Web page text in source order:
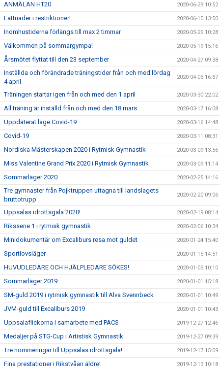
ANMÄLAN HT20 2020-06-29 10:52
Lättnader i restriktioner! 2020-06-10 13:50
Inomhustiderna förlängs till max 2 timmar 2020-05-29 10:28
Välkommen på sommargympa! 2020-05-19 15:16
Årsmötet flyttat till den 23 september 2020-04-27 09:38
Inställda och förändrade träningstider från och med lördag
4 april
2020-04-03 16:57
Träningen startar igen från och med den 1 april 2020-03-30 22:02
All träning är inställd från och med den 18 mars 2020-03-17 16:08
Uppdaterat läge Covid-19 2020-03-16 14:48
Covid-19 2020-03-11 08:31
Nordiska Mästerskapen 2020 i Rytmisk Gymnastik 2020-03-09 13:56
Miss Valentine Grand Prix 2020 i Rytmisk Gymnastik 2020-03-09 11:14
Sommarläger 2020 2020-02-25 14:16
Tre gymnaster från Pojktruppen uttagna till landslagets
bruttotrupp
2020-02-20 09:06
Uppsalas idrottsgala 2020! 2020-02-19 08:14
Riksserie 1 i rytmisk gymnastik 2020-02-06 10:34
Minidokumentär om Excaliburs resa mot guldet 2020-01-24 15:40
Sportlovsläger 2020-01-15 14:51
HUVUDLEDARE OCH HJÄLPLEDARE SÖKES! 2020-01-03 10:10
Sommarläger 2019 2020-01-01 15:18
SM-guld 2019 i rytmisk gymnastik till Alva Svennbeck 2020-01-01 10:49
JVM-guld till Excaliburs 2019 2020-01-01 10:43
Uppsalaflickorna i samarbete med PACS 2019-12-27 12:46
Medaljer på STG-Cup i Artistisk Gymnastik 2019-12-27 09:39
Tre nomineringar till Uppsalas idrottsgala! 2019-12-17 15:09
Fina prestationer i Rikstvåan äldre! 2019-12-13 10:18